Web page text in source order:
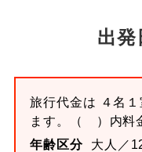
出発
旅行代金は ４名
ます。
（ ）内料
年齢区分
大人／